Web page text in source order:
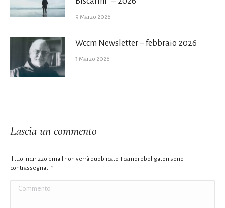
9 Marzo 2026
Wccm Newsletter – febbraio 2026
3 Marzo 2026
Lascia un commento
Il tuo indirizzo email non verrà pubblicato. I campi obbligatori sono
contrassegnati *
Commento